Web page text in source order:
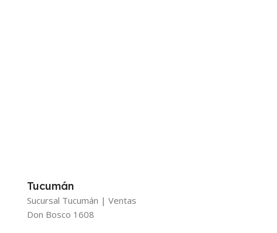
Tucumán
Sucursal Tucumán | Ventas
Don Bosco 1608